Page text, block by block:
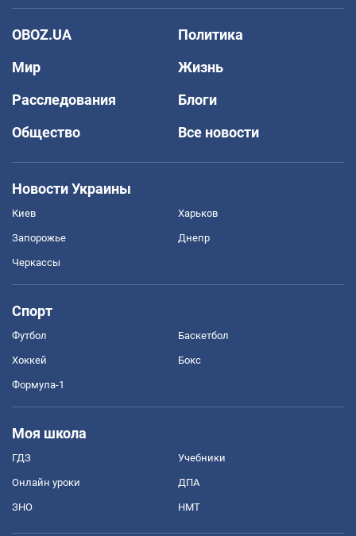
OBOZ.UA
Политика
Мир
Жизнь
Расследования
Блоги
Общество
Все новости
Новости Украины
Киев Харьков
Запорожье Днепр
Черкассы
Спорт
Футбол Баскетбол
Хоккей Бокс
Формула-1
Моя школа
ГДЗ Учебники
Онлайн уроки ДПА
ЗНО НМТ